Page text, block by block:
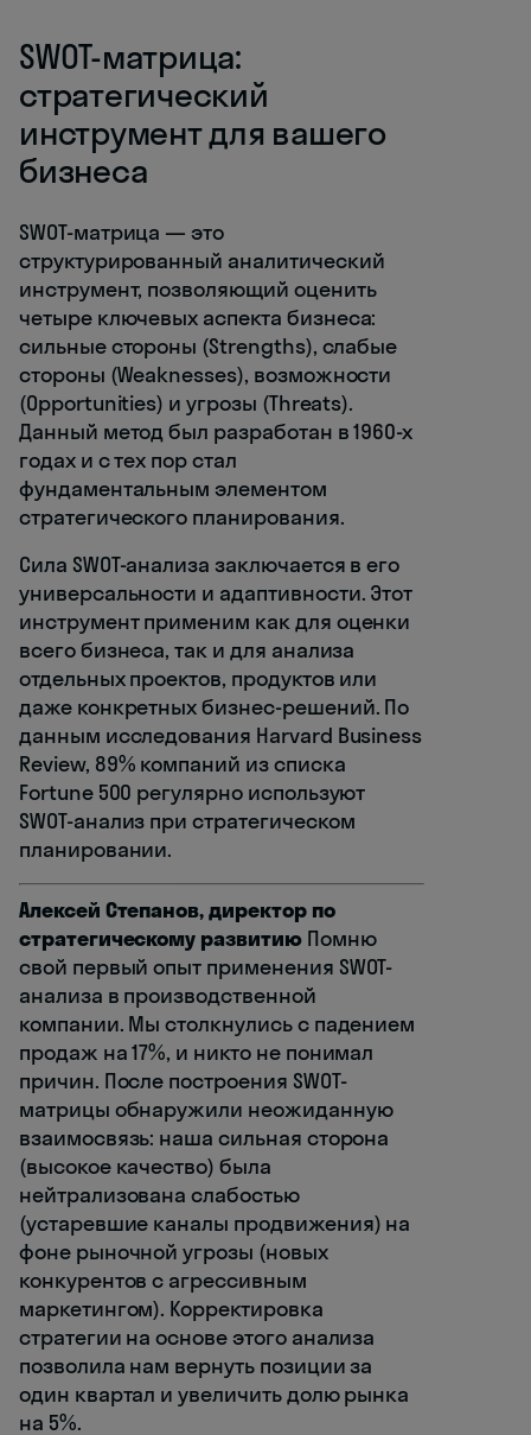
SWOT-матрица:
стратегический
инструмент для вашего
бизнеса
SWOT-матрица — это
структурированный аналитический
инструмент, позволяющий оценить
четыре ключевых аспекта бизнеса:
сильные стороны (Strengths), слабые
стороны (Weaknesses), возможности
(Opportunities) и угрозы (Threats).
Данный метод был разработан в 1960-х
годах и с тех пор стал
фундаментальным элементом
стратегического планирования.
Сила SWOT-анализа заключается в его
универсальности и адаптивности. Этот
инструмент применим как для оценки
всего бизнеса, так и для анализа
отдельных проектов, продуктов или
даже конкретных бизнес-решений. По
данным исследования Harvard Business
Review, 89% компаний из списка
Fortune 500 регулярно используют
SWOT-анализ при стратегическом
планировании.
Алексей Степанов, директор по
стратегическому развитиюПомню
свой первый опыт применения SWOT-
анализа в производственной
компании. Мы столкнулись с падением
продаж на 17%, и никто не понимал
причин. После построения SWOT-
матрицы обнаружили неожиданную
взаимосвязь: наша сильная сторона
(высокое качество) была
нейтрализована слабостью
(устаревшие каналы продвижения) на
фоне рыночной угрозы (новых
конкурентов с агрессивным
маркетингом). Корректировка
стратегии на основе этого анализа
позволила нам вернуть позиции за
один квартал и увеличить долю рынка
на 5%.